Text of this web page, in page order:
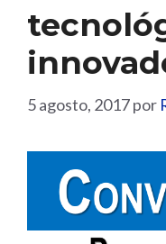
5 agosto, 2017por